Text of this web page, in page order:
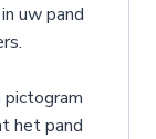
uw pand
het pand